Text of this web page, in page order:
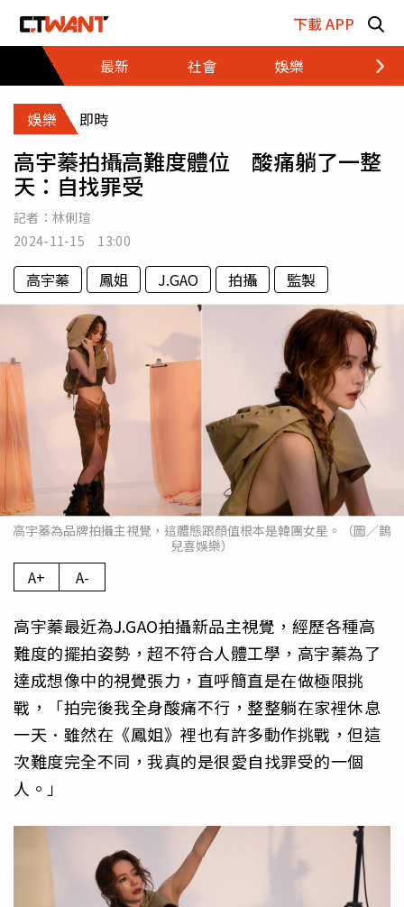
下載 APP
最新
社會 娛樂 財經
娛樂 即時
高宇蓁拍攝高難度體位 酸痛躺了一整
天：自找罪受
記者： 林俐瑄
2024-11-15 13:00
高宇蓁 鳳姐 J.GAO 拍攝 監製
高宇蓁為品牌拍攝主視覺，這體態跟顏值根本是韓團女星。（圖／鵲
兒喜娛樂）
A+ A-
高宇蓁最近為J.GAO拍攝新品主視覺，經歷各種高
難度的擺拍姿勢，超不符合人體工學，高宇蓁為了
達成想像中的視覺張力，直呼簡直是在做極限挑
戰，「拍完後我全身酸痛不行，整整躺在家裡休息
一天．雖然在《鳳姐》裡也有許多動作挑戰，但這
次難度完全不同，我真的是很愛自找罪受的一個
人。」